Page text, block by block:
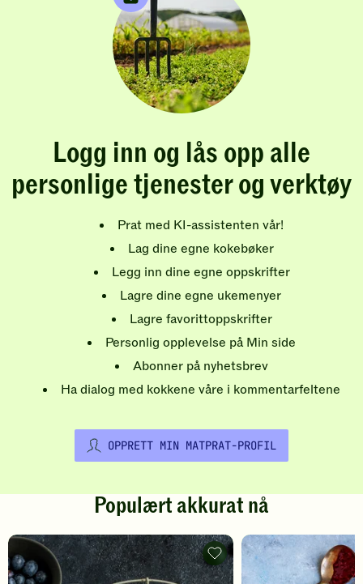
Logg inn og lås opp alle
personlige tjenester og verktøy
Prat med KI-assistenten vår!
Lag dine egne kokebøker
Legg inn dine egne oppskrifter
Lagre dine egne ukemenyer
Lagre favorittoppskrifter
Personlig opplevelse på Min side
Abonner på nyhetsbrev
Ha dialog med kokkene våre i kommentarfeltene
OPPRETT MIN MATPRAT-PROFIL
Populært akkurat nå
Pannekaker
-